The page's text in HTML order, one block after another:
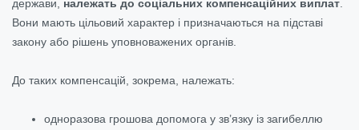
держави,
належать до соціальних компенсаційних виплат
Вони мають цільовий характер і призначаються на підставі
закону або рішень уповноважених органів.
До таких компенсацій, зокрема, належать:
одноразова грошова допомога у зв’язку із загибеллю